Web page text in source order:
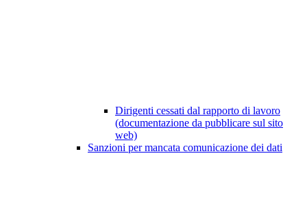
Dirigenti cessati dal rapporto di lavoro
(documentazione da pubblicare sul sito
web)
Sanzioni per mancata comunicazione dei dati